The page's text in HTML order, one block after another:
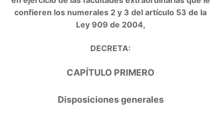
confieren los numerales 2 y 3 del artículo 53 de la
Ley 909 de 2004,
DECRETA:
CAPÍTULO PRIMERO
Disposiciones generales